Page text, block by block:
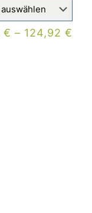
€ – 124,92 €